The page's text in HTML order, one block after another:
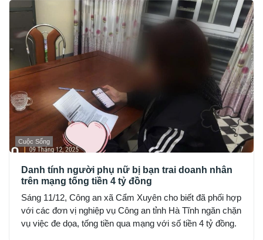
Cuộc Sống
Danh tính người phụ nữ bị bạn trai doanh nhân
trên mạng tống tiền 4 tỷ đồng
Sáng 11/12, Công an xã Cẩm Xuyên cho biết đã phối hợp
với các đơn vị nghiệp vụ Công an tỉnh Hà Tĩnh ngăn chặn
vụ việc đe dọa, tống tiền qua mạng với số tiền 4 tỷ đồng.